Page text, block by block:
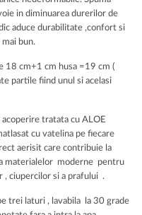
in diminuarea durerilor de
aduce durabilitate ,confort si
bun.
18 cm+1 cm husa =19 cm (
partile fiind unul si acelasi
tratata cu ALOE
cu vatelina pe fiecare
aerisit care contribuie la
materialelor moderne pentru
, ciupercilor si a prafului .
trei laturi , lavabila la 30 grade